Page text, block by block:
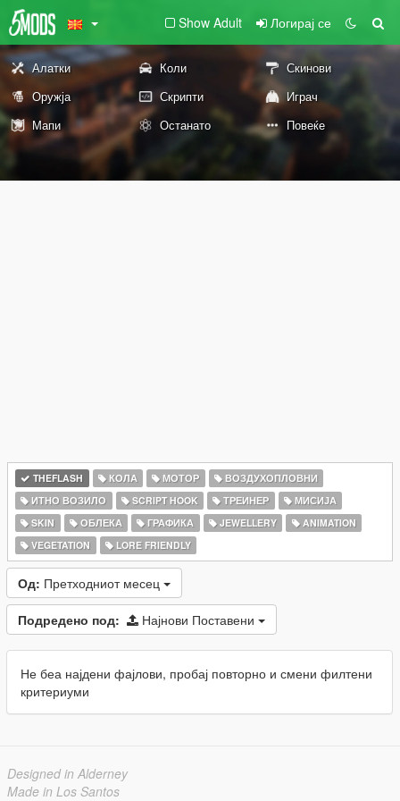
Show Adult Логирај се
Алатки Коли
Скинови
Оружја
Скрипти
Играч
Мапи
Останато Повеќе
THEFLASH КОЛА МОТОР
ВОЗДУХОПЛОВНИ
ИТНО ВОЗИЛО
SCRIPT HOOK ТРЕИНЕР
МИСИЈА
SKIN
ОБЛЕКА ГРАФИКА JEWELLERY
ANIMATION
VEGETATION
LORE FRIENDLY
Од: Претходниот месец
Подредено под: Најнови Поставени
Не беа најдени фајлови, пробај повторно и смени филтени
критериуми
Designed in Alderney
Made in Los Santos